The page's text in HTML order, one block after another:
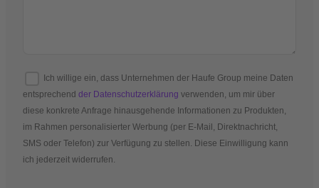
Ich willige ein, dass Unternehmen der Haufe Group meine Daten
entsprechend der Datenschutzerklärung verwenden, um mir über
diese konkrete Anfrage hinausgehende Informationen zu Produkten,
im Rahmen personalisierter Werbung (per E-Mail, Direktnachricht,
SMS oder Telefon) zur Verfügung zu stellen. Diese Einwilligung kann
ich jederzeit widerrufen.